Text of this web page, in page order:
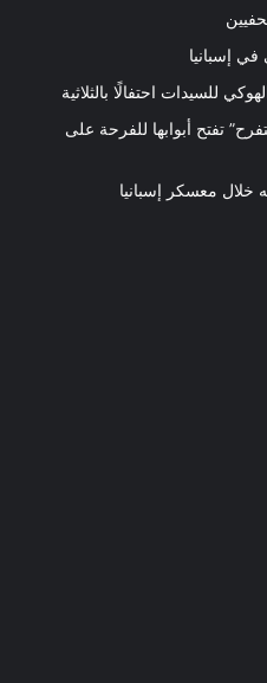
إسبانيا
للسيدات احتفالًا بالثلاثية
تفتح أبوابها للفرحة على
خلال معسكر إسبانيا